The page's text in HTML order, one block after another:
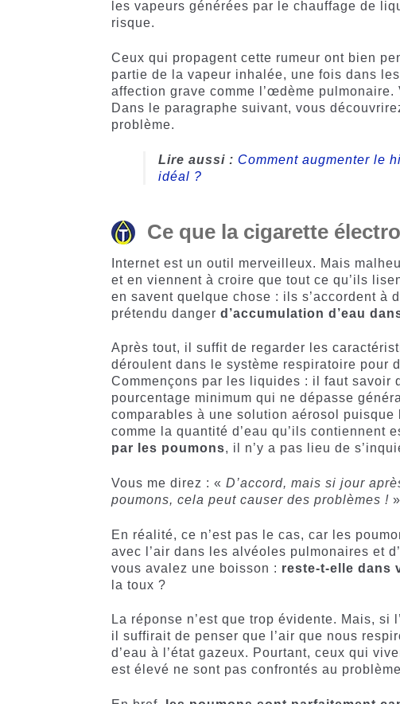
les vapeurs générées par le chauffage de
risque.
Ceux qui propagent cette rumeur ont bien
partie de la vapeur inhalée, une fois dans
affection grave comme l’œdème
Dans le paragraphe suivant, vous
problème.
Lire aussi : Comment augmenter le
idéal ?
Ce que la cigarette
Internet est un outil merveilleux. Mais
et en viennent à croire que tout ce qu’ils
en savent quelque chose : ils s’accordent à
prétendu dangerd’accumulation d’eau
Après tout, il suffit de regarder les
déroulent dans le système respiratoire pour
Commençons par les liquides : il faut savoir
pourcentage minimum qui ne dépasse
comparables à une solution aérosol puisque
comme la quantité d’eau qu’ils
par les poumons, il n’y a pas lieu de
Vous me direz : «D’accord, mais si jour
poumons, cela peut causer des problèmes !
En réalité, ce n’est pas le cas, car les
avec l’air dans les alvéoles pulmonaires et
vous avalez une boisson : reste-t-elle dans
la toux ?
La réponse n’est que trop évidente. Mais,
il suffirait de penser que l’air que nous
d’eau à l’état gazeux. Pourtant, ceux qui
est élevé ne sont pas confrontés au